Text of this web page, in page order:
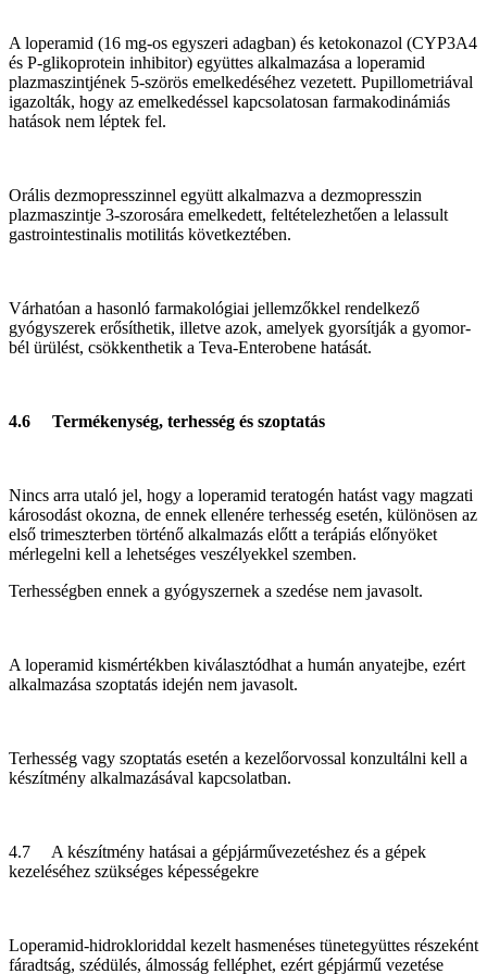
A loperamid (16 mg-os egyszeri adagban) és ketokonazol (CYP3A4
és P-glikoprotein inhibitor) együttes alkalmazása a loperamid
plazmaszintjének 5-szörös emelkedéséhez vezetett. Pupillometriával
igazolták, hogy az emelkedéssel kapcsolatosan farmakodinámiás
hatások nem léptek fel.
Orális dezmopresszinnel együtt alkalmazva a dezmopresszin
plazmaszintje 3-szorosára emelkedett, feltételezhetően a lelassult
gastrointestinalis motilitás következtében.
Várhatóan a hasonló farmakológiai jellemzőkkel rendelkező
gyógyszerek erősíthetik, illetve azok, amelyek gyorsítják a gyomor-
bél ürülést, csökkenthetik a Teva-Enterobene hatását.
4.6 Termékenység, terhesség és szoptatás
Nincs arra utaló jel, hogy a loperamid teratogén hatást vagy magzati
károsodást okozna, de ennek ellenére terhesség esetén, különösen az
első trimeszterben történő alkalmazás előtt a terápiás előnyöket
mérlegelni kell a lehetséges veszélyekkel szemben.
Terhességben ennek a gyógyszernek a szedése nem javasolt.
A loperamid kismértékben kiválasztódhat a humán anyatejbe, ezért
alkalmazása szoptatás idején nem javasolt.
Terhesség vagy szoptatás esetén a kezelőorvossal konzultálni kell a
készítmény alkalmazásával kapcsolatban.
4.7 A készítmény hatásai a gépjárművezetéshez és a gépek
kezeléséhez szükséges képességekre
Loperamid-hidrokloriddal kezelt hasmenéses tünetegyüttes részeként
fáradtság, szédülés, álmosság felléphet, ezért gépjármű vezetése